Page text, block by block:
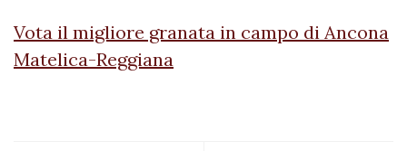
Vota il migliore granata in campo di Ancona
Matelica-Reggiana